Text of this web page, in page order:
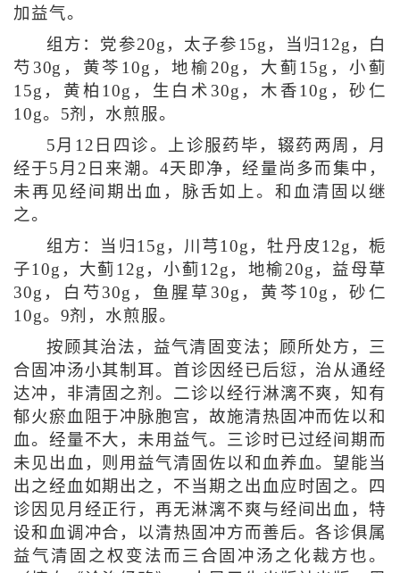
加益气。
组方：党参20g，太子参15g，当归12g，白
芍30g，黄芩10g，地榆20g，大蓟15g，小蓟
15g，黄柏10g，生白术30g，木香10g，砂仁
10g。5剂，水煎服。
5月12日四诊。上诊服药毕，辍药两周，月
经于5月2日来潮。4天即净，经量尚多而集中，
未再见经间期出血，脉舌如上。和血清固以继
之。
组方：当归15g，川芎10g，牡丹皮12g，栀
子10g，大蓟12g，小蓟12g，地榆20g，益母草
30g，白芍30g，鱼腥草30g，黄芩10g，砂仁
10g。9剂，水煎服。
按顾其治法，益气清固变法；顾所处方，三
合固冲汤小其制耳。首诊因经已后愆，治从通经
达冲，非清固之剂。二诊以经行淋漓不爽，知有
郁火瘀血阻于冲脉胞宫，故施清热固冲而佐以和
血。经量不大，未用益气。三诊时已过经间期而
未见出血，则用益气清固佐以和血养血。望能当
出之经血如期出之，不当期之出血应时固之。四
诊因见月经正行，再无淋漓不爽与经间出血，特
设和血调冲合，以清热固冲方而善后。各诊俱属
益气清固之权变法而三合固冲汤之化裁方也。